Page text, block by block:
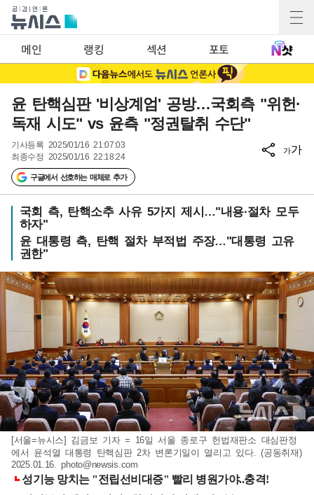
메인 랭킹 섹션 포토
윤 탄핵심판 '비상계엄' 공방…국회측 "위헌·
독재 시도" vs 윤측 "정권탈취 수단"
기사등록 2025/01/16 21:07:03
최종수정 2025/01/16 22:18:24
구글에서 선호하는 매체로 추가
가가
국회 측, 탄핵소추 사유 5가지 제시…"내용·절차 모두
하자"
윤 대통령 측, 탄핵 절차 부적법 주장…"대통령 고유
권한"
[서울=뉴시스] 김금보 기자 = 16일 서울 종로구 헌법재판소 대심판정
에서 윤석열 대통령 탄핵심판 2차 변론기일이 열리고 있다. (공동취재)
2025.01.16.photo@newsis.com